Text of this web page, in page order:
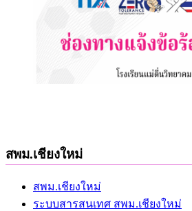
สพม.เชียงใหม่
สพม.เชียงใหม่
ระบบสารสนเทศ สพม.เชียงใหม่